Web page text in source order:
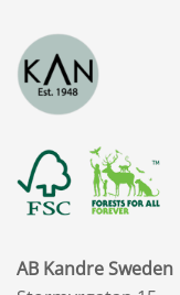
AB Kandre Sweden